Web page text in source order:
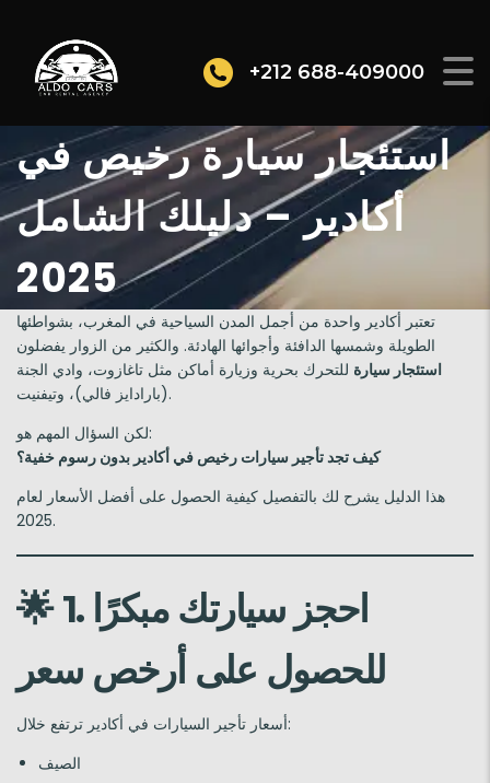
+212 688-409000
استئجار سيارة رخيص في
أكادير – دليلك الشامل
2025
تعتبر أكادير واحدة من أجمل المدن السياحية في المغرب، بشواطئها
الطويلة وشمسها الدافئة وأجوائها الهادئة. والكثير من الزوار يفضلون
استئجار سيارة للتحرك بحرية وزيارة أماكن مثل تاغازوت، وادي الجنة
(بارادايز فالي)، وتيفنيت.
لكن السؤال المهم هو:
كيف تجد تأجير سيارات رخيص في أكادير بدون رسوم خفية؟
هذا الدليل يشرح لك بالتفصيل كيفية الحصول على أفضل الأسعار لعام
2025.
🌟1. احجز سيارتك مبكرًا
للحصول على أرخص سعر
أسعار تأجير السيارات في أكادير ترتفع خلال:
الصيف